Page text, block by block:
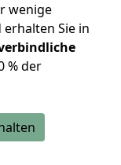
wenige
Sie in
% der